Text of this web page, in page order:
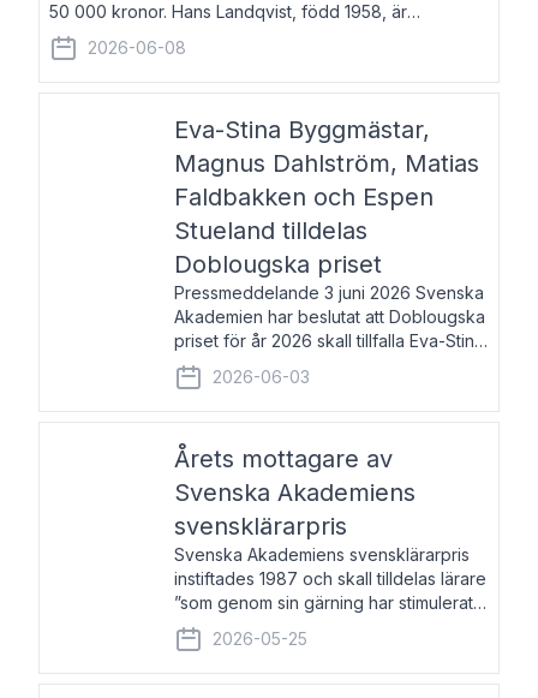
50 000 kronor. Hans Landqvist, född 1958, är
professor i svenska vid Göteborgs universitet. Han
disputerade år 2000 på avhandlingen Författn
2026-06-08
Eva-Stina Byggmästar,
Magnus Dahlström, Matias
Faldbakken och Espen
Stueland tilldelas
Doblougska priset
Pressmeddelande 3 juni 2026 Svenska
Akademien har beslutat att Doblougska
priset för år 2026 skall tillfalla Eva-Stina
Byggmästar, Magnus Dahlström, Matias
Faldbakken samt Espen Stueland.
Prisbeloppet är 200 000 svenska
2026-06-03
Årets mottagare av
Svenska Akademiens
svensklärarpris
Svenska Akademiens svensklärarpris
instiftades 1987 och skall tilldelas lärare
”som genom sin gärning har stimulerat
intresset hos unga människor för
svenska språket och litteraturen”.
Prisutdelning och samtal med
2026-05-25